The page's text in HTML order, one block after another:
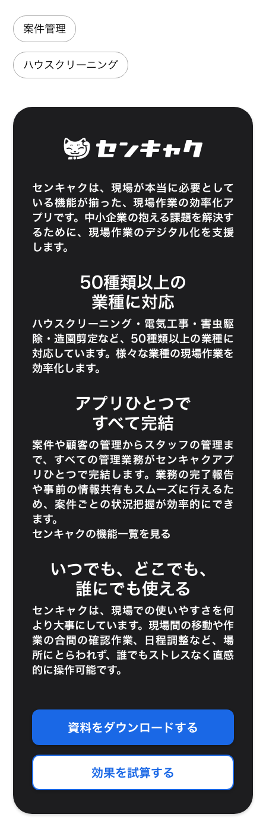
案件管理
ハウスクリーニング
センキャクは、現場が本当に必要として
いる機能が揃った、現場作業の効率化ア
プリです。中小企業の抱える課題を解決す
るために、現場作業のデジタル化を支援
します。
50種類以上の
業種に対応
ハウスクリーニング ・ 電気工事 ・ 害虫駆
除 ・造園剪定など、50種類以上の業種に
対応しています。様々な業種の現場作業を
効率化します。
アプリひとつで
すべて完結
案件や顧客の管理からスタッフの管理ま
で、すべての管理業務がセンキャクアプ
リひとつで完結します。業務の完了報告
や事前の情報共有もスムーズに行えるた
め、案件ごとの状況把握が効率的にでき
ます。
センキャクの機能一覧を見る
いつでも、どこでも、
誰にでも使える
センキャクは、現場での使いやすさを何
より大事にしています。現場間の移動や作
業の合間の確認作業、日程調整など、場
所にとらわれず、誰でもストレスなく直感
的に操作可能です。
資料をダウンロードする
効果を試算する